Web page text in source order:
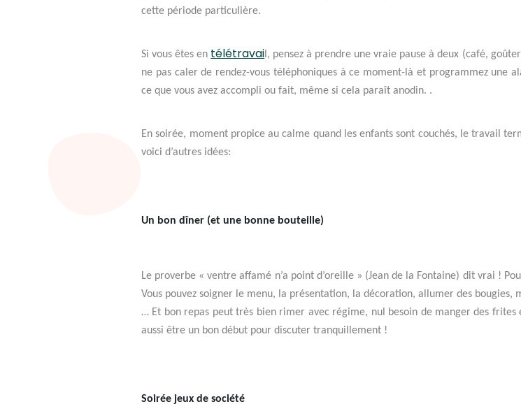
cette période particulière.
Si vous êtes en télétravai l, pensez à prendre une vraie pause à deux (café,
ne pas caler de rendez-vous téléphoniques à ce moment-là et programmez une
ce que vous avez accompli ou fait, même si cela paraît anodin. .
En soirée, moment propice au calme quand les enfants sont couchés, le travail
voici d’autres idées:
Un bon dîner (et une bonne bouteille)
Le proverbe « ventre affamé n’a point d’oreille » (Jean de la Fontaine) dit vrai !
Vous pouvez soigner le menu, la présentation, la décoration, allumer des
… Et bon repas peut très bien rimer avec régime, nul besoin de manger des
aussi être un bon début pour discuter tranquillement !
Soirée jeux de société